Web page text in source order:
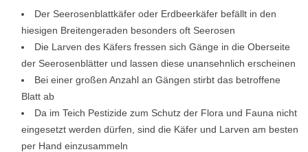
Der Seerosenblattkäfer oder Erdbeerkäfer befällt in den
hiesigen Breitengeraden besonders oft Seerosen
Die Larven des Käfers fressen sich Gänge in die Oberseite
der Seerosenblätter und lassen diese unansehnlich erscheinen
Bei einer großen Anzahl an Gängen stirbt das betroffene
Blatt ab
Da im Teich Pestizide zum Schutz der Flora und Fauna nicht
eingesetzt werden dürfen, sind die Käfer und Larven am besten
per Hand einzusammeln